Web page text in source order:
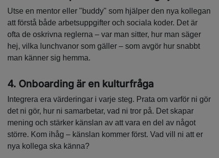
Utse en mentor eller "buddy" som hjälper den nya kollegan
att förstå både arbetsuppgifter och sociala koder. Det är
ofta de oskrivna reglerna – var man sitter, hur man säger
hej, vilka lunchvanor som gäller – som avgör hur snabbt
man känner sig hemma.
4. Onboarding är en kulturfråga
Integrera era värderingar i varje steg. Prata om varför ni gör
det ni gör, hur ni samarbetar, vad ni tror på. Det skapar
mening och stärker känslan av att vara en del av något
större. Kom ihåg – känslan kommer först. Vad vill ni att er
nya kollega ska känna?